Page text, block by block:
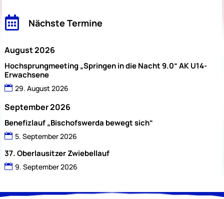
 Nächste Termine
August 2026
Hochsprungmeeting „Springen in die Nacht 9.0“ AK U14-
Erwachsene
29. August 2026
September 2026
Benefizlauf „Bischofswerda bewegt sich“
5. September 2026
37. Oberlausitzer Zwiebellauf
9. September 2026